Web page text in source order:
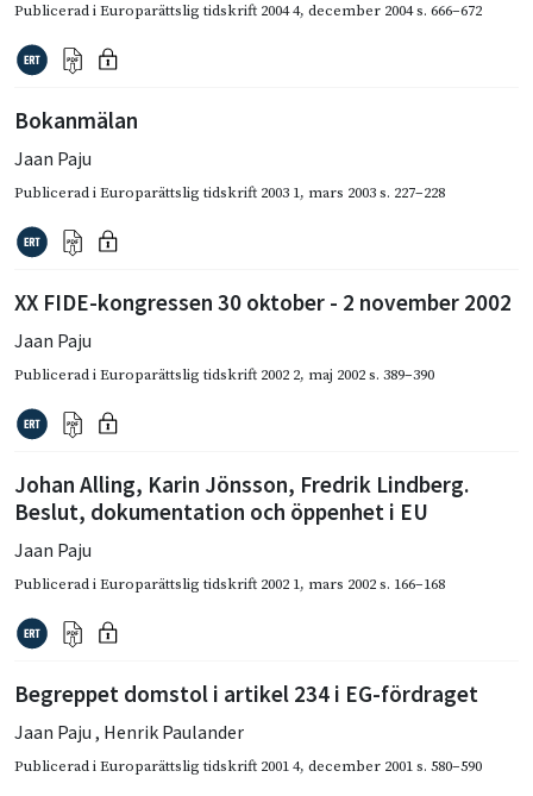
Publicerad iEuroparättslig tidskrift 2004 4, december 2004s. 666–672
Bokanmälan
Jaan Paju
Publicerad iEuroparättslig tidskrift 2003 1, mars 2003s. 227–228
XX FIDE-kongressen 30 oktober - 2 november 2002
Jaan Paju
Publicerad iEuroparättslig tidskrift 2002 2, maj 2002s. 389–390
Johan Alling, Karin Jönsson, Fredrik Lindberg.
Beslut, dokumentation och öppenhet i EU
Jaan Paju
Publicerad iEuroparättslig tidskrift 2002 1, mars 2002s. 166–168
Begreppet domstol i artikel 234 i EG-fördraget
Jaan Paju , Henrik Paulander
Publicerad iEuroparättslig tidskrift 2001 4, december 2001s. 580–590